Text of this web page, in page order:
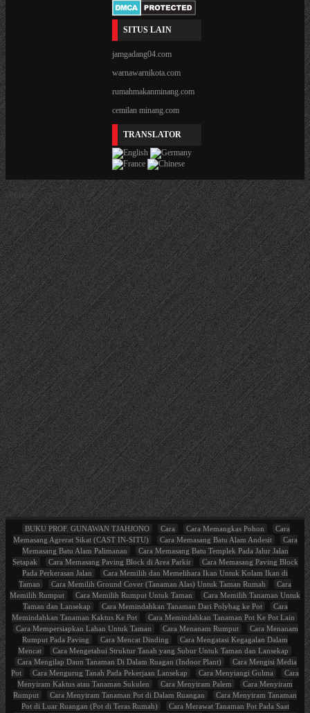
SITUS LAIN
jamgadang04.com
warnawarnikota.com
rumahmakanminang.com
cemilan minang.com
TRANSLATOR
center>
BUKU PROF. GUNAWAN TJAHJONO Cara Cara Memangkas Pohon
Cara
Memasang Agrerat Sikat (CAST IN-SITU)
Cara Memasang Batu Alam Andesit
Cara
Memasang Batu Alam Palimanan
Cara Memasang Batu Templek Pada Jalur Jalan
Setapak
Cara Memasang Paving Block di Area Parkir
Cara Memasang Paving Block
Pada Perkerasan Jalan
Cara Memilih dan Memelihara Ikan Untuk Kolam Ikan di
Taman
Cara Memilih Ground Cover (Tanaman Alas) Untuk Taman Rumah
Cara
Memilih Rumput
Cara Memilih Rumput Untuk Taman
Cara Memilih Tanaman Untuk
Taman dan Lansekap
Cara Memindahkan Tanaman Dari Polybag ke Pot
Cara
Memindahkan Tanaman Kaktus Ke Pot
Cara Memindahkan Tanaman Pot Ke Pot Lain
Cara Mempersiapkan Lahan Untuk Taman
Cara Menanam Rumput
Cara Menanam
Rumput Pada Paving
Cara Mencat Dinding
Cara Mengatasi Kegagalan Dalam
Mencat
Cara Mengetahui Struktur Tanah yang Subur Untuk Taman dan Lansekap
Cara Mengilap Daun Tanaman Di Dalam Ruagan (Indoor Plant)
Cara Mengisi Media
Pot
Cara Mengurug Tanah Pada Pekerjaan Lansekap Cara Menyiangi Gulma
Cara
Menyiram Kaktus atau Tanaman Sukulen
Cara Menyiram Palem
Cara Menyiram
Rumput
Cara Menyiram Tanaman Pot di Dalam Ruangan
Cara Menyiram Tanaman
Pot di Luar Ruangan (Pot di Teras Rumah)
Cara Merawat Tanaman Pot Pada Saat